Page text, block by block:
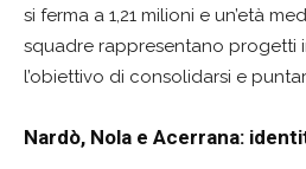
si ferma a 1,21 milioni e un’età
squadre rappresentano progetti
l’obiettivo di consolidarsi e
Nardò, Nola e Acerrana: